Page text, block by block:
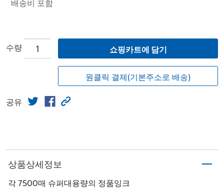
배송비 포함
수량 쇼핑카트에 담기
원클릭 결제(기본주소로 배송)
공유
상품상세정보
각 7500매 슈퍼대용량의 정품잉크